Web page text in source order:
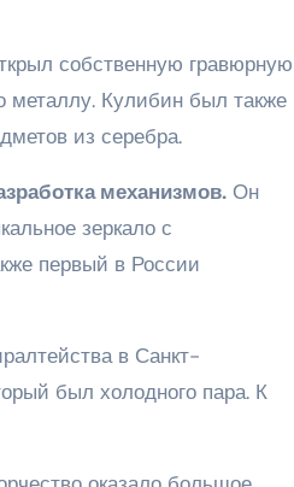
собственную гравюрную
металлу. Кулибин был также
из серебра.
механизмов. Он
зеркало с
первый в России
в Санкт-
был холодного пара. К